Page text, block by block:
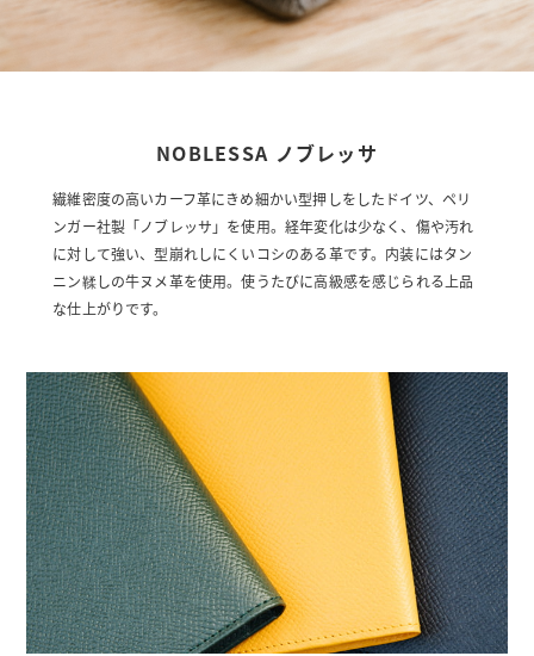
NOBLESSA ノブレッサ
繊維密度の高いカーフ革にきめ細かい型押しをしたドイツ、ペリ
ンガー社製「ノブレッサ」を使用。経年変化は少なく、傷や汚れ
に対して強い、型崩れしにくいコシのある革です。内装にはタン
ニン鞣しの牛ヌメ革を使用。使うたびに高級感を感じられる上品
な仕上がりです。